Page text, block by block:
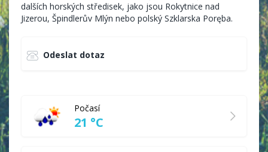
dalších horských středisek, jako jsou Rokytnice nad
Jizerou, Špindlerův Mlýn nebo polský Szklarska Poręba.
Odeslat dotaz
Počasí
21 °C